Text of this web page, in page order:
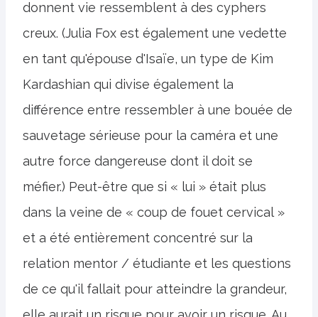
donnent vie ressemblent à des cyphers
creux. (Julia Fox est également une vedette
en tant qu'épouse d'Isaïe, un type de Kim
Kardashian qui divise également la
différence entre ressembler à une bouée de
sauvetage sérieuse pour la caméra et une
autre force dangereuse dont il doit se
méfier.) Peut-être que si « lui » était plus
dans la veine de « coup de fouet cervical »
et a été entièrement concentré sur la
relation mentor / étudiante et les questions
de ce qu'il fallait pour atteindre la grandeur,